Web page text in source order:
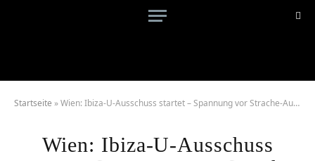
Startseite »Wien: Ibiza-U-Ausschuss startet – Spannung vor Strache-Aussage – MIT UPDATE
Wien: Ibiza-U-Ausschuss